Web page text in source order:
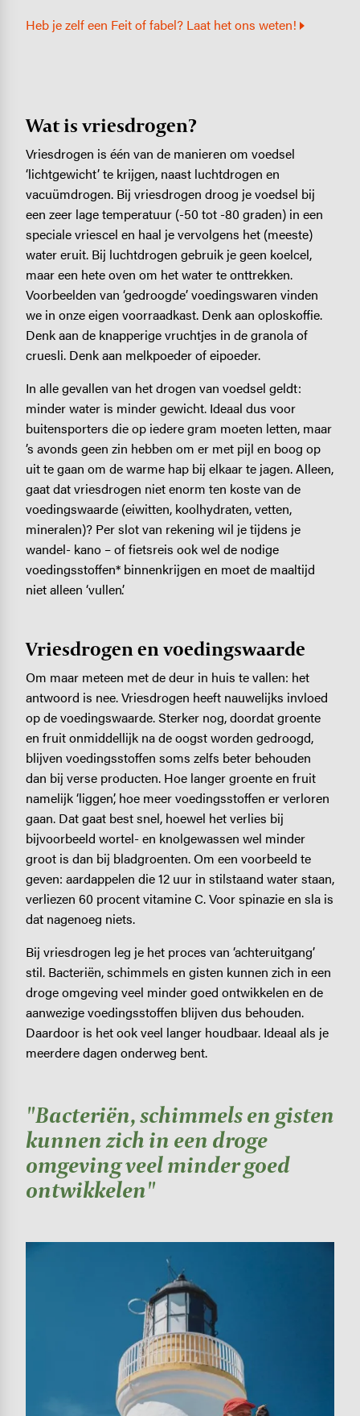
Heb je zelf een Feit of fabel? Laat het ons weten!
Wat is vriesdrogen?
Vriesdrogen is één van de manieren om voedsel
‘lichtgewicht’ te krijgen, naast luchtdrogen en
vacuümdrogen. Bij vriesdrogen droog je voedsel bij
een zeer lage temperatuur (-50 tot -80 graden) in een
speciale vriescel en haal je vervolgens het (meeste)
water eruit. Bij luchtdrogen gebruik je geen koelcel,
maar een hete oven om het water te onttrekken.
Voorbeelden van ‘gedroogde’ voedingswaren vinden
we in onze eigen voorraadkast. Denk aan oploskoffie.
Denk aan de knapperige vruchtjes in de granola of
cruesli. Denk aan melkpoeder of eipoeder.
In alle gevallen van het drogen van voedsel geldt:
minder water is minder gewicht. Ideaal dus voor
buitensporters die op iedere gram moeten letten, maar
’s avonds geen zin hebben om er met pijl en boog op
uit te gaan om de warme hap bij elkaar te jagen. Alleen,
gaat dat vriesdrogen niet enorm ten koste van de
voedingswaarde (eiwitten, koolhydraten, vetten,
mineralen)? Per slot van rekening wil je tijdens je
wandel- kano – of fietsreis ook wel de nodige
voedingsstoffen* binnenkrijgen en moet de maaltijd
niet alleen ‘vullen’.
"Bacteriën, schimmels en gisten
kunnen zich in een droge
omgeving veel minder goed
ontwikkelen"
Vriesdrogen en voedingswaarde
Om maar meteen met de deur in huis te vallen: het
antwoord is nee. Vriesdrogen heeft nauwelijks invloed
op de voedingswaarde. Sterker nog, doordat groente
en fruit onmiddellijk na de oogst worden gedroogd,
blijven voedingsstoffen soms zelfs beter behouden
dan bij verse producten. Hoe langer groente en fruit
namelijk ‘liggen’, hoe meer voedingsstoffen er verloren
gaan. Dat gaat best snel, hoewel het verlies bij
bijvoorbeeld wortel- en knolgewassen wel minder
groot is dan bij bladgroenten. Om een voorbeeld te
geven: aardappelen die 12 uur in stilstaand water staan,
verliezen 60 procent vitamine C. Voor spinazie en sla is
dat nagenoeg niets.
Bij vriesdrogen leg je het proces van ‘achteruitgang’
stil. Bacteriën, schimmels en gisten kunnen zich in een
droge omgeving veel minder goed ontwikkelen en de
aanwezige voedingsstoffen blijven dus behouden.
Daardoor is het ook veel langer houdbaar. Ideaal als je
meerdere dagen onderweg bent.